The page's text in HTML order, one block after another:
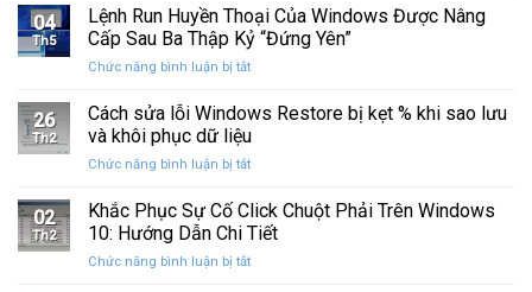
dẫn
cập
nhật
driver
đồ
họa
Windows
và
11
04
Th5
Lệnh Run Huyền Thoại Của Windows Được Nâng
Cấp Sau Ba Thập Kỷ “Đứng Yên”
Chức năng bình luận bị tắtở
Run
Thoại
Của
Được
Nâng
Sau
26
Th2
Cách sửa lỗi Windows Restore bị kẹt % khi sao lưu
và khôi phục dữ liệu
Chức năng bình luận bị tắtở
sửa
lỗi
Windows
Restore
02
Th2
Khắc Phục Sự Cố Click Chuột Phải Trên Windows
10: Hướng Dẫn Chi Tiết
Chức năng bình luận bị tắtở